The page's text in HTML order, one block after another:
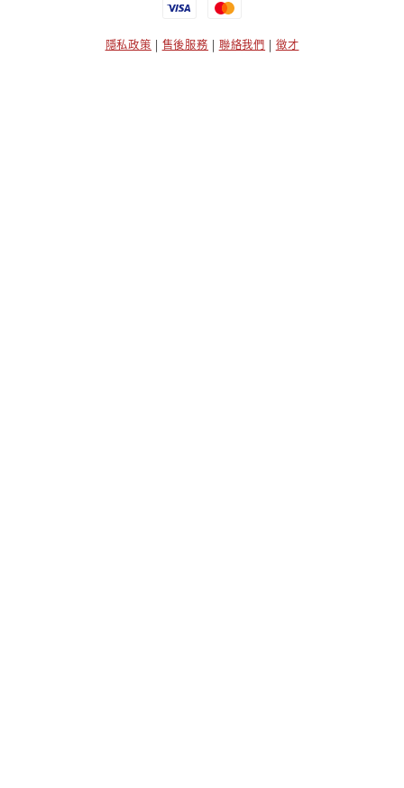
隱私政策 | 售後服務 | 聯絡我們 | 徵才